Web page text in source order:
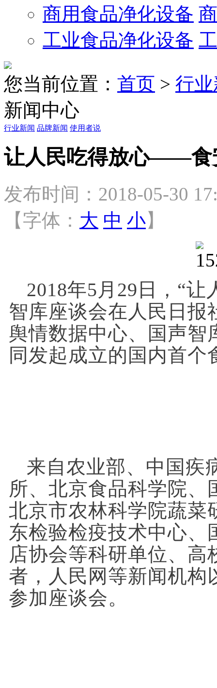
商用食品净化设备
工业食品净化设备
您当前位置： 首页 > 行
新闻中心
行业新闻 品牌新闻 使用者说
让人民吃得放心——食
发布时间：2018-05-30
【字体： 大 中 小】
2018年5月29日，“
智库座谈会在人民日报
舆情数据中心、国声智
同发起成立的国内首
来自农业部、中国疾
所、北京食品科学院
北京市农林科学院蔬菜
东检验检疫技术中心、
店协会等科研单位、
者，人民网等新闻机构
参加座谈会。